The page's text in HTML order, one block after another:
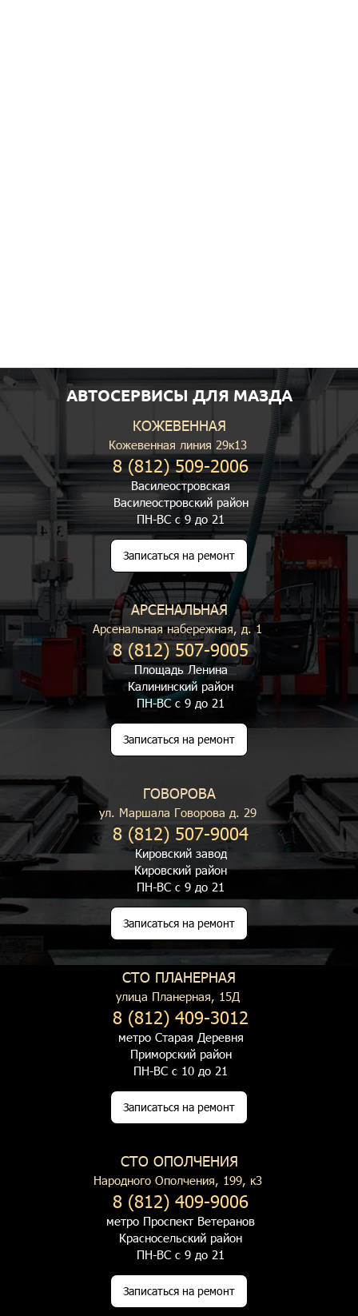
АВТОСЕРВИСЫ ДЛЯ МАЗДА
КОЖЕВЕННАЯ
Кожевенная линия 29к13
8 (812) 509-2006
Василеостровская
Василеостровский район
ПН-ВС с 9 до 21
Записаться на ремонт
АРСЕНАЛЬНАЯ
Арсенальная набережная, д. 1
8 (812) 507-9005
Площадь Ленина
Калининский район
ПН-ВС с 9 до 21
Записаться на ремонт
ГОВОРОВА
ул. Маршала Говорова д. 29
8 (812) 507-9004
Кировский завод
Кировский район
ПН-ВС с 9 до 21
Записаться на ремонт
СТО ПЛАНЕРНАЯ
улица Планерная, 15Д
8 (812) 409-3012
метро Старая Деревня
Приморский район
ПН-ВС с 10 до 21
Записаться на ремонт
СТО ОПОЛЧЕНИЯ
Народного Ополчения, 199, к3
8 (812) 409-9006
метро Проспект Ветеранов
Красносельский район
ПН-ВС с 9 до 21
Записаться на ремонт